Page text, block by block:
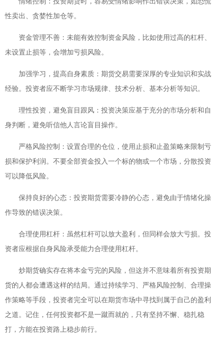
性卖出、贪婪性加仓等。
资金管理不善：未能有效控制资金风险，比如使用过高的杠杆、
未设置止损等，会增加亏损风险。
加强学习，提高自身素质：期货交易需要深厚的专业知识和实战
经验。投资者应不断学习市场规律、技术分析、基本分析等知识。
理性投资，避免盲目跟风：投资决策应基于充分的市场分析和自
身判断，避免听信他人言论盲目操作。
严格风险控制：设置合理的仓位，使用止损和止盈策略来限制亏
损和保护利润。不要全部资金投入一个标的物或一个市场，分散投资
可以降低风险。
保持良好的心态：投资期货需要冷静的心态，避免由于情绪化操
作导致的错误决策。
合理使用杠杆：虽然杠杆可以放大盈利，但同样会放大亏损。投
资者应根据自身风险承受能力合理使用杠杆。
炒期货确实存在将本金亏完的风险，但这并不意味着所有投资期
货的人都会遭遇这样的结局。通过持续学习、严格风险控制、合理操
作策略等手段，投资者完全可以在期货市场中寻找到属于自己的盈利
之道。记住，任何投资都不是一蹴而就的，只有坚持不懈、稳扎稳
打，方能在投资路上稳步前行。